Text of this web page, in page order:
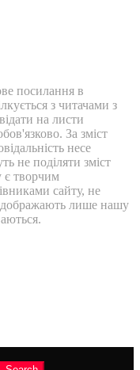
посилання в
з читачами з
на листи
За зміст
несе
не поділяти зміст
є творчим
сайту, не
лише нашу